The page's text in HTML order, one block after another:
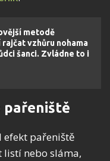
metodě
vzhůru nohama
šanci. Zvládne to i
pařeniště
efekt pařeniště
listí nebo sláma,